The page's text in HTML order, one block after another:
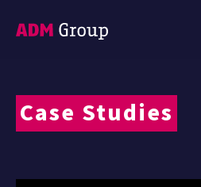
Case Studies